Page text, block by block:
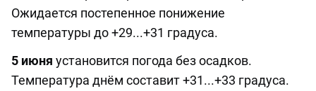
Ожидается постепенное понижение
температуры до +29...+31 градуса.
5 июня установится погода без осадков.
Температура днём составит +31...+33 градуса.